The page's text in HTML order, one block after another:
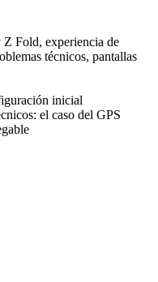
Z Fold, experiencia de
técnicos, pantallas
inicial
el caso del GPS